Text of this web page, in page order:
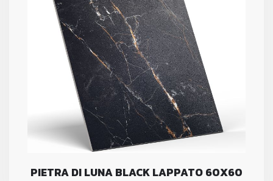
PIETRA DI LUNA BLACK LAPPATO 60X60